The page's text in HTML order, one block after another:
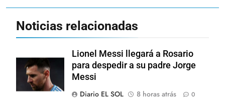
Noticias relacionadas
Lionel Messi llegará a Rosario
para despedir a su padre Jorge
Messi
Diario EL SOL
8 horas atrás 0